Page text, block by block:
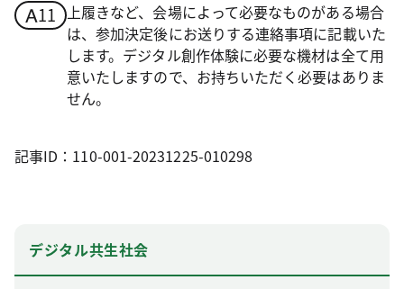
上履きなど、会場によって必要なものがある場合
は、参加決定後にお送りする連絡事項に記載いた
します。デジタル創作体験に必要な機材は全て用
意いたしますので、お持ちいただく必要はありま
せん。
記事ID：110-001-20231225-010298
デジタル共生社会